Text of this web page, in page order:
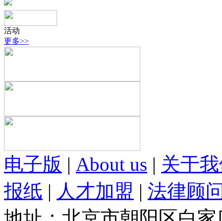
活动
更多>>
电子版 | About us | 关于
报纸 | 人才加盟 | 法律顾